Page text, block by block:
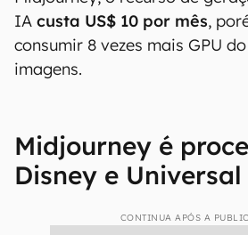
Disponível na web pelo
custa US$ 10 por mês,